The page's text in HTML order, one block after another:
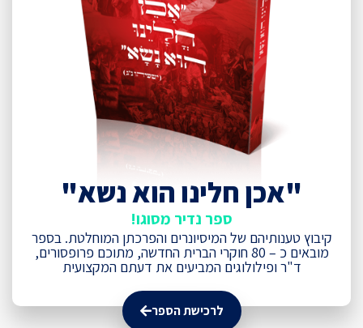
"אכן חלינו הוא נשא"
ספר נדיר מסוגו!
קיבוץ טענותיהם של המיסיונרים והפרכתן המוחלטת. בספר
מובאים כ – 80 חוקרי הברית החדשה, מתוכם פרופסורים,
ד"ר ופילולוגים המביעים את דעתם המקצועית
לרכישת הספר